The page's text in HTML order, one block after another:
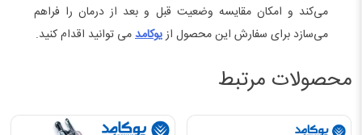
می‌کند و امکان مقایسه وضعیت قبل و بعد از درمان را فراهم
می‌سازد برای سفارش این محصول ازیوکامدمی توانید اقدام کنید.
محصولات مرتبط